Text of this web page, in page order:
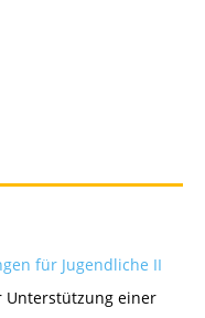
für Jugendliche II
Unterstützung einer